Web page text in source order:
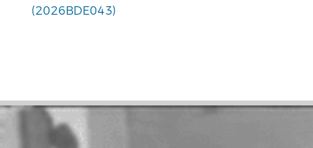
(2026BDE043)